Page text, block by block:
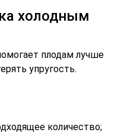
холодным
плодам лучше
упругость.
количество;